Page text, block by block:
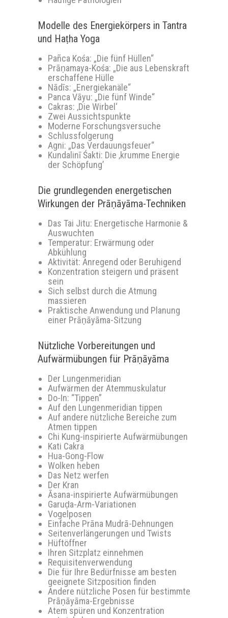
Modelle des Energiekörpers in Tantra
und Haṭha Yoga
Pañca Kośa: „Die fünf Hüllen“
Prāṇamaya-Kośa: „Die aus Lebenskraft
erschaffene Hülle
Nādīs: „Energiekanäle“
Panca Vāyu: „Die fünf Winde“
Cakras: ‚Die Wirbel‘
Zwei Aussichtspunkte
Moderne Forschungsversuche
Schlussfolgerung
Agni: „Das Verdauungsfeuer“
Kundalinī Śakti: Die ‚krumme Energie
der Schöpfung’
Die grundlegenden energetischen
Wirkungen der Prāṇāyāma-Techniken
Das Tai Jitu: Energetische Harmonie &
Auswuchten
Temperatur: Erwärmung oder
Abkühlung
Aktivität: Anregend oder Beruhigend
Konzentration steigern und präsent
sein
Sich selbst durch die Atmung
massieren
Praktische Anwendung und Planung
einer Prāṇāyāma-Sitzung
Nützliche Vorbereitungen und
Aufwärmübungen für Prāṇāyāma
Der Lungenmeridian
Aufwärmen der Atemmuskulatur
Do-In: “Tippen”
Auf den Lungenmeridian tippen
Auf andere nützliche Bereiche zum
Atmen tippen
Chi Kung-inspirierte Aufwärmübungen
Kati Cakra
Hua-Gong-Flow
Wolken heben
Das Netz werfen
Der Kran
Āsana-inspirierte Aufwärmübungen
Garuḍa-Arm-Variationen
Vogelposen
Einfache Prāna Mudrā-Dehnungen
Seitenverlängerungen und Twists
Hüftöffner
Ihren Sitzplatz einnehmen
Requisitenverwendung
Die für Ihre Bedürfnisse am besten
geeignete Sitzposition finden
Andere nützliche Posen für bestimmte
Prāṇāyāma-Ergebnisse
Atem spüren und Konzentration